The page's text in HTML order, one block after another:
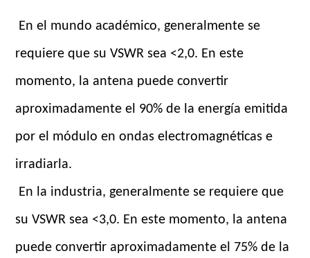
En el mundo académico, generalmente se
requiere que su VSWR sea <2,0. En este
momento, la antena puede convertir
aproximadamente el 90% de la energía emitida
por el módulo en ondas electromagnéticas e
irradiarla.
En la industria, generalmente se requiere que
su VSWR sea <3,0. En este momento, la antena
puede convertir aproximadamente el 75% de la